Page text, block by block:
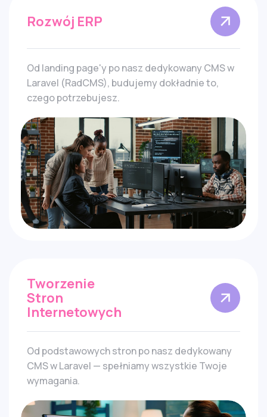
Rozwój ERP
Od landing page'y po nasz dedykowany CMS w
Laravel (RadCMS), budujemy dokładnie to,
czego potrzebujesz.
Tworzenie
Stron
Internetowych
Od podstawowych stron po nasz dedykowany
CMS w Laravel — spełniamy wszystkie Twoje
wymagania.